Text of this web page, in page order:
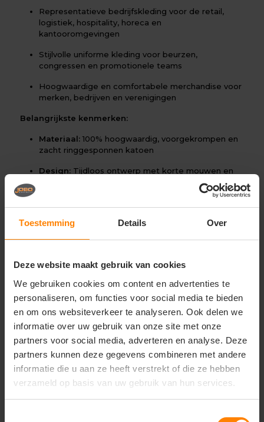
Toestemming Details Over
Deze website maakt gebruik van cookies
We gebruiken cookies om content en advertenties te
personaliseren, om functies voor social media te bieden
en om ons websiteverkeer te analyseren. Ook delen we
informatie over uw gebruik van onze site met onze
partners voor social media, adverteren en analyse. Deze
partners kunnen deze gegevens combineren met andere
informatie die u aan ze heeft verstrekt of die ze hebben
verzameld op basis van uw gebruik van hun services.
Representatieve bedrijfskleding voor de retail,
logistiek, hospitality, horeca en
kantooromgevingen
Stijlvolle uniforme kleding voor beurzen,
congressen en promotionele teams
Hoogwaardige en comfortabele merchandise voor
merken, bedrijven en verenigingen
Belangrijkste kenmerken:
Materiaal: 100% hoogwaardig, voorgekrompen en
zacht ringgesponnen katoen
Design: Tijdloos ontwerp met korte mouwen en
een stevig afgewerkte, vormvaste ronde hals
resultaat garandeert bij zowel bedrukken als
borduren
Gerelateerde producten